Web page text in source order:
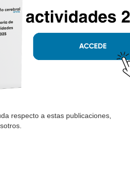
respecto a estas publicaciones,